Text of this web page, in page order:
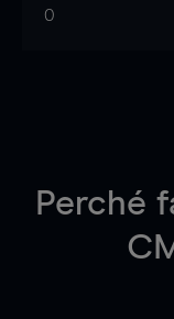
0
Perché